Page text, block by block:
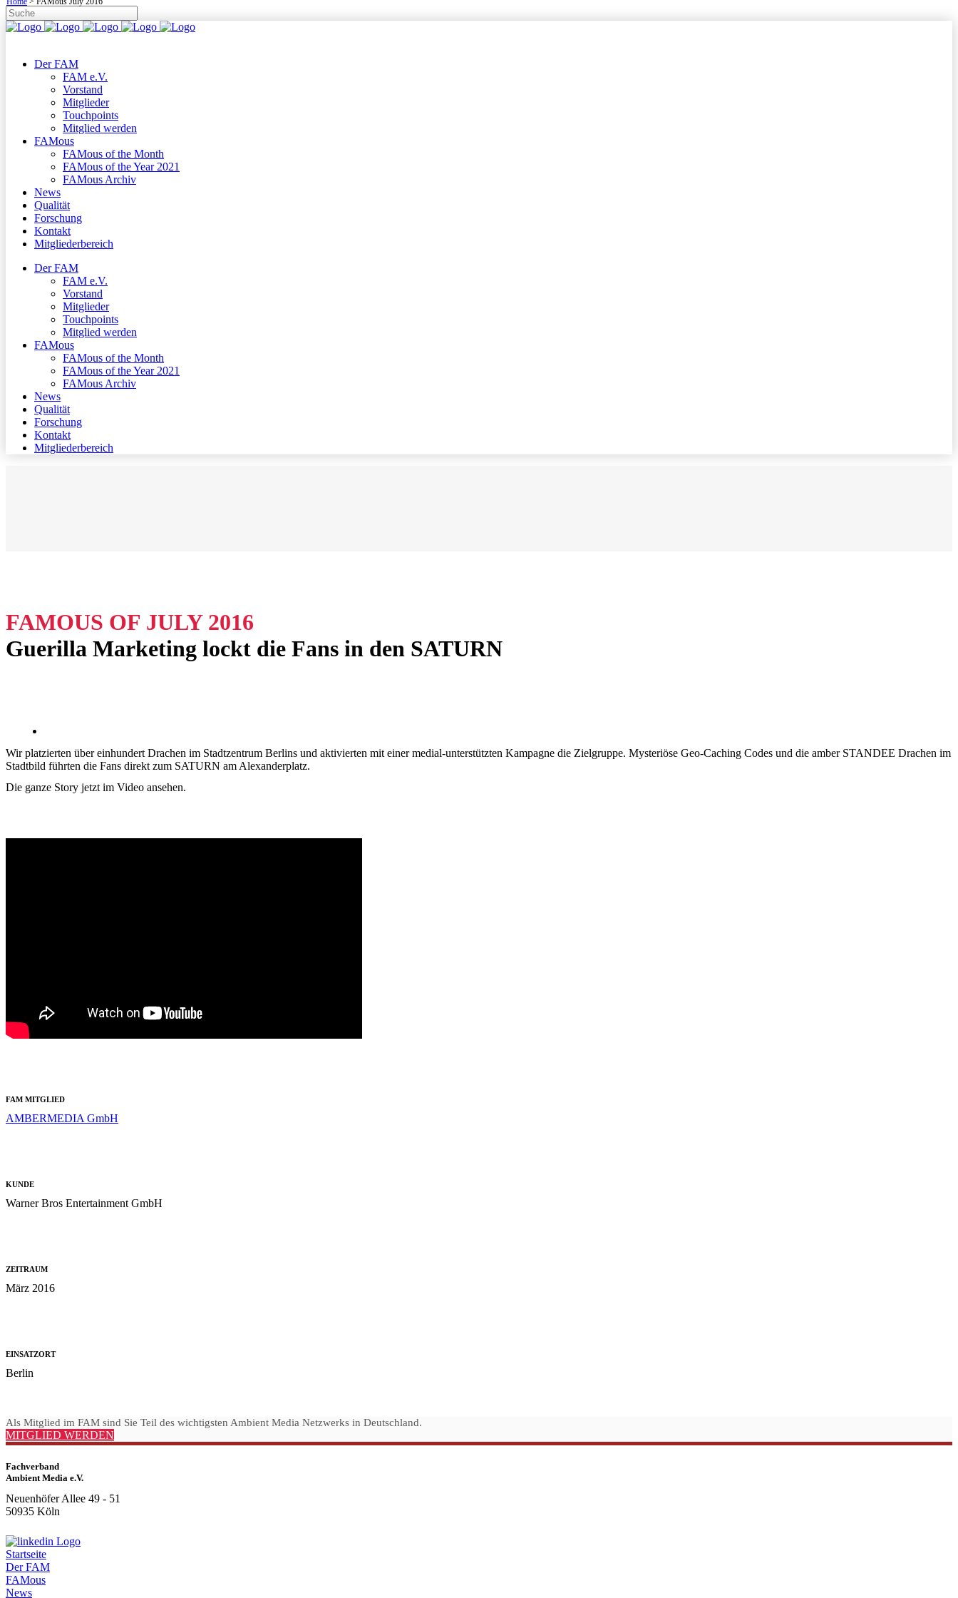
Der FAM
FAM e.V.
Vorstand
Mitglieder
Touchpoints
Mitglied werden
FAMous
FAMous of the Month
FAMous of the Year 2021
FAMous Archiv
News
Qualität
Forschung
Kontakt
Mitgliederbereich
Der FAM
FAM e.V.
Vorstand
Mitglieder
Touchpoints
Mitglied werden
FAMous
FAMous of the Month
FAMous of the Year 2021
FAMous Archiv
News
Qualität
Forschung
Kontakt
Mitgliederbereich
FAMOUS OF JULY 2016
Guerilla Marketing lockt die Fans in den SATURN
Wir platzierten über einhundert Drachen im Stadtzentrum Berlins und aktivierten mit einer medial-unterstützten Kampagne die Zielgruppe. Mysteriöse Geo-Caching Codes und die amber STANDEE Drachen im
Stadtbild führten die Fans direkt zum SATURN am Alexanderplatz.
Die ganze Story jetzt im Video ansehen.
FAM MITGLIED
AMBERMEDIA GmbH
KUNDE
Warner Bros Entertainment GmbH
ZEITRAUM
März 2016
EINSATZORT
Berlin
Als Mitglied im FAM sind Sie Teil des wichtigsten Ambient Media Netzwerks in Deutschland.
MITGLIED WERDEN
Fachverband
Ambient Media e.V.
Neuenhöfer Allee 49 - 51
50935 Köln
Startseite
Der FAM
FAMous
News